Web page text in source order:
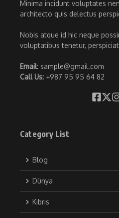
Minima incidunt voluptates
architecto quis delectus
Nobis atque id hic neque
voluptatibus tenetur,
Email: sample@gmail.com
Call Us: +987 95 95 64 82
Category List
Blog
Dünya
Kıbrıs